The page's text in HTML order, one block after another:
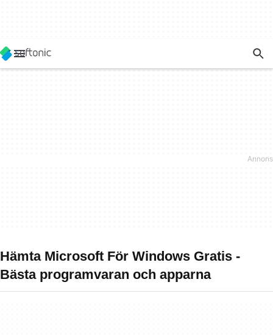
Hämta Microsoft För Windows Gratis -
Bästa programvaran och apparna